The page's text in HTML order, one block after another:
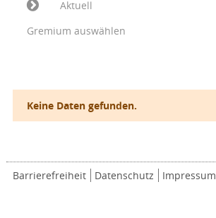
Aktuell
Gremium auswählen
Keine Daten gefunden.
Barrierefreiheit Datenschutz Impressum